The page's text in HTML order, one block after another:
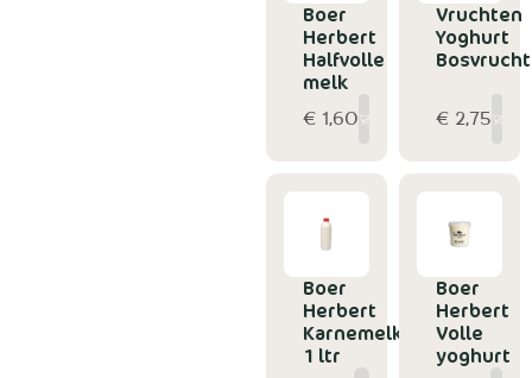
Boer
Herbert
Halfvolle
melk
€ 1,60
Vruchten
Yoghurt
€ 2,75
Boer
Herbert
Karnemelk
1 ltr
Boer
Herbert
Volle
yoghurt